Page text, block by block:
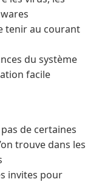
tenir au courant
du système
facile
de certaines
trouve dans les
invites pour